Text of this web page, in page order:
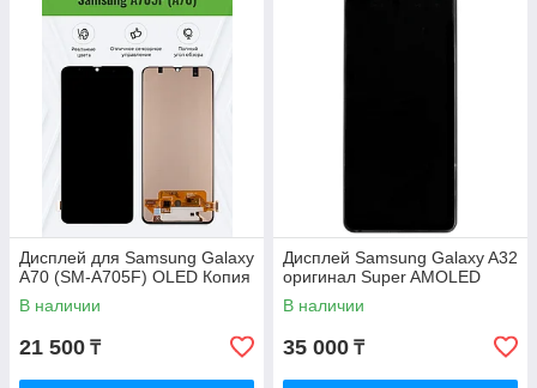
Дисплей для Samsung Galaxy
A70 (SM-A705F) OLED Копия
В наличии
21 500 ₸
Дисплей Samsung Galaxy A32
оригинал Super AMOLED
В наличии
35 000 ₸